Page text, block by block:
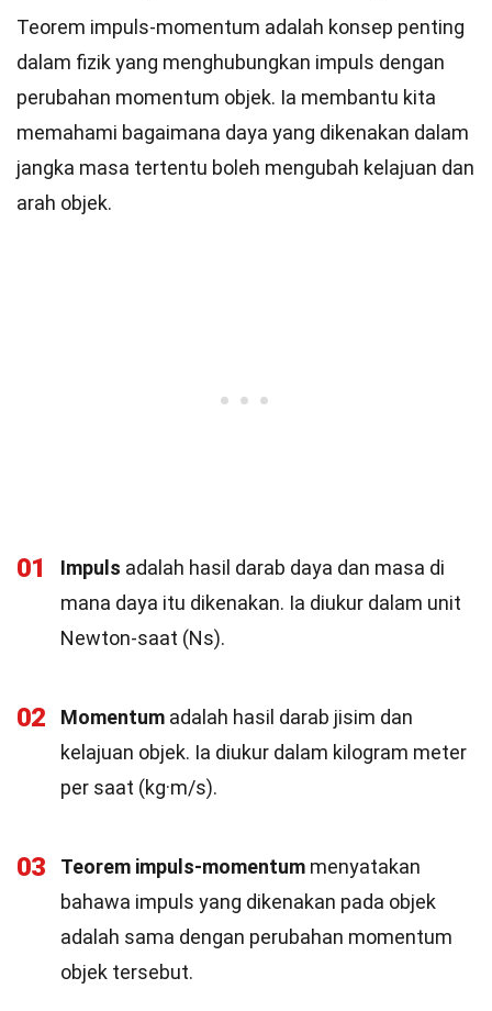
Teorem impuls-momentum adalah konsep penting
dalam fizik yang menghubungkan impuls dengan
perubahan momentum objek. Ia membantu kita
memahami bagaimana daya yang dikenakan dalam
jangka masa tertentu boleh mengubah kelajuan dan
arah objek.
01 Impuls adalah hasil darab daya dan masa di
mana daya itu dikenakan. Ia diukur dalam unit
Newton-saat (Ns).
02 Momentum adalah hasil darab jisim dan
kelajuan objek. Ia diukur dalam kilogram meter
per saat (kg·m/s).
03 Teorem impuls-momentum menyatakan
bahawa impuls yang dikenakan pada objek
adalah sama dengan perubahan momentum
objek tersebut.